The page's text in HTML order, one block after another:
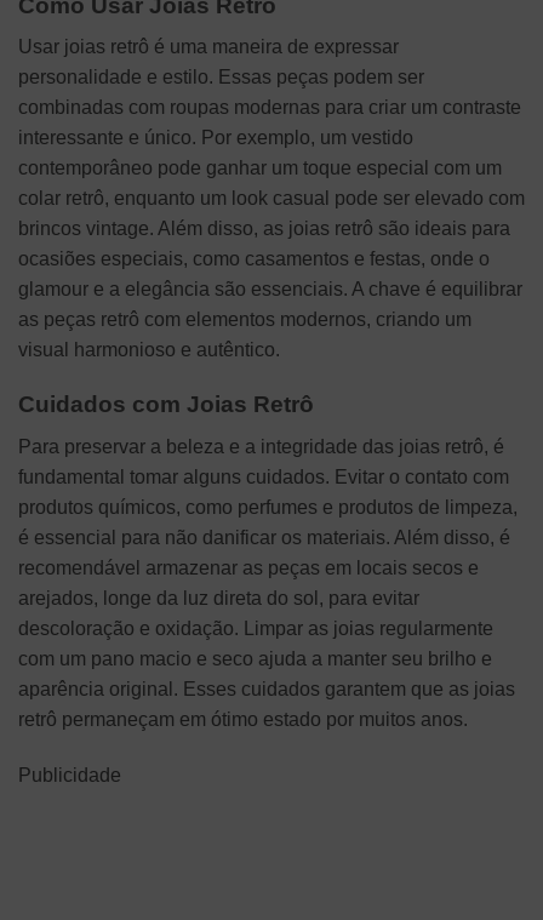
Como Usar Joias Retrô
Usar joias retrô é uma maneira de expressar
personalidade e estilo. Essas peças podem ser
combinadas com roupas modernas para criar um contraste
interessante e único. Por exemplo, um vestido
contemporâneo pode ganhar um toque especial com um
colar retrô, enquanto um look casual pode ser elevado com
brincos vintage. Além disso, as joias retrô são ideais para
ocasiões especiais, como casamentos e festas, onde o
glamour e a elegância são essenciais. A chave é equilibrar
as peças retrô com elementos modernos, criando um
visual harmonioso e autêntico.
Cuidados com Joias Retrô
Para preservar a beleza e a integridade das joias retrô, é
fundamental tomar alguns cuidados. Evitar o contato com
produtos químicos, como perfumes e produtos de limpeza,
é essencial para não danificar os materiais. Além disso, é
recomendável armazenar as peças em locais secos e
arejados, longe da luz direta do sol, para evitar
descoloração e oxidação. Limpar as joias regularmente
com um pano macio e seco ajuda a manter seu brilho e
aparência original. Esses cuidados garantem que as joias
retrô permaneçam em ótimo estado por muitos anos.
Publicidade